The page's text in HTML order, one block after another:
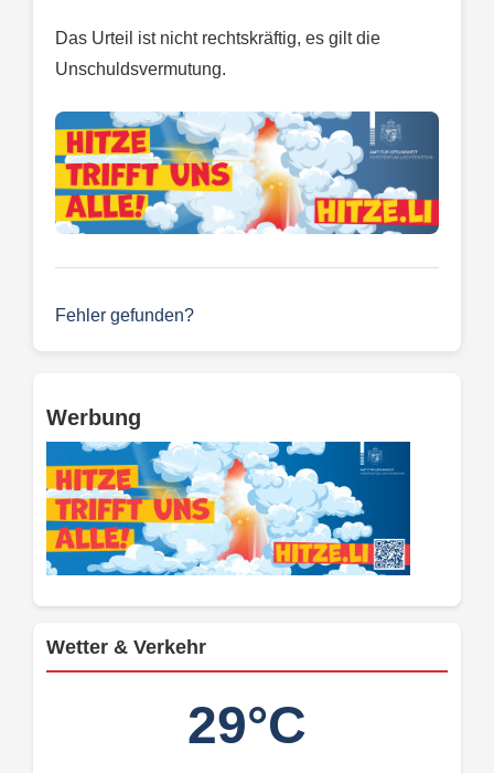
Das Urteil ist nicht rechtskräftig, es gilt die
Unschuldsvermutung.
Fehler gefunden?
Werbung
Wetter & Verkehr
29°C